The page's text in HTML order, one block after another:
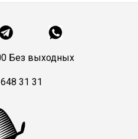
Без выходных
31 31